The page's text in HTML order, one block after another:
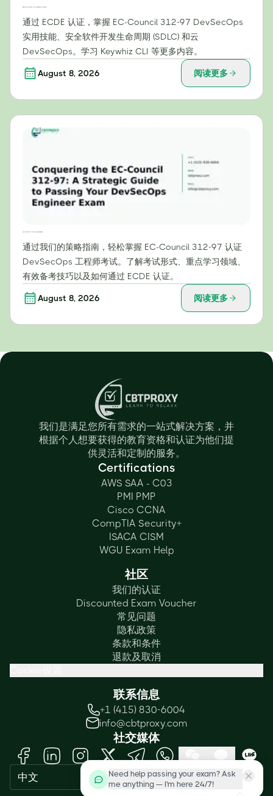
通过 ECDE 认证，掌握 EC-Council 312-97 DevSecOps
实用技能、安全软件开发生命周期 (SDLC) 和云
DevSecOps。学习 Keywhiz CLI 等更多内容。
August 8, 2026 阅读更多
通过我们的策略指南，轻松掌握 EC-Council 312-97 认证
DevSecOps 工程师考试。了解考试形式、重点学习领域、
有效备考技巧以及如何通过 ECDE 认证。
August 8, 2026 阅读更多
我们是满足您所有需求的一站式解决方案，并
根据个人想要获得的教育资格和认证为他们提
供灵活和定制的服务。
Certifications
AWS SAA - C03
PMI PMP
Cisco CCNA
CompTIA Security+
ISACA CISM
WGU Exam Help
社区
我们的认证
Discounted Exam Voucher
常见问题
隐私政策
条款和条件
退款及取消
联系信息
+1 (415) 830-6004
info@cbtproxy.com
社交媒体
中文
Need help passing your exam? Ask
me anything — I'm here 24/7!